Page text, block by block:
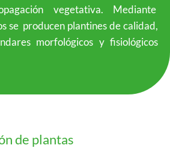
vegetativa. Mediante
se producen plantines de calidad,
morfológicos y fisiológicos
de plantas